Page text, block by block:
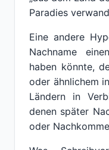
Paradies
Eine andere
Nachname
haben könnte,
oder ähnlichem
Ländern in
denen später
oder